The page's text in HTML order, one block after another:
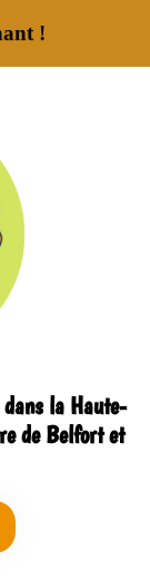
la Haute-
de Belfort et
!